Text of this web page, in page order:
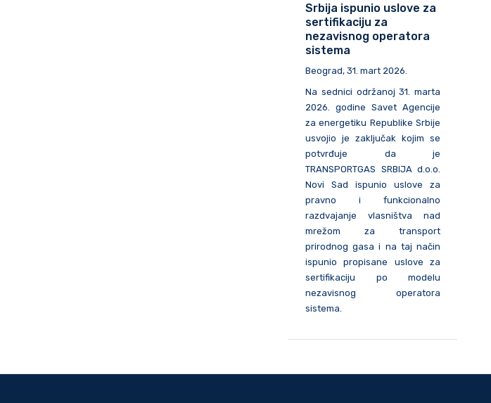
Srbija ispunio uslove za
sertifikaciju za
nezavisnog operatora
sistema
Beograd, 31. mart 2026.
Na sednici održanoj 31. marta
2026. godine Savet Agencije
za energetiku Republike Srbije
usvojio je zaključak kojim se
potvrđuje da je
TRANSPORTGAS SRBIJA d.o.o.
Novi Sad ispunio uslove za
pravno i funkcionalno
razdvajanje vlasništva nad
mrežom za transport
prirodnog gasa i na taj način
ispunio propisane uslove za
sertifikaciju po modelu
nezavisnog operatora
sistema.